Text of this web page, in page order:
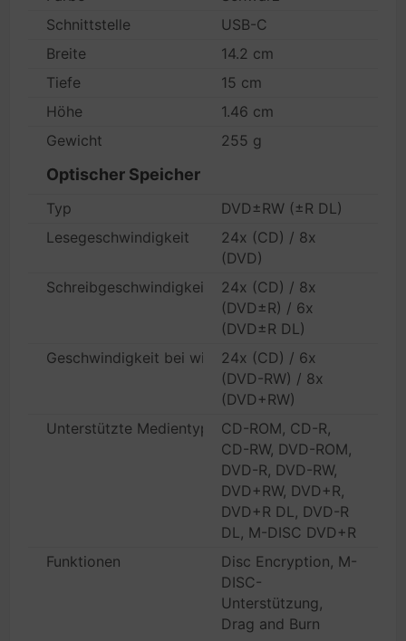
Schnittstelle
USB-C
Breite
14.2 cm
Tiefe
15 cm
Höhe
1.46 cm
Gewicht
255 g
Optischer Speicher
Typ
DVD±RW (±R DL)
Lesegeschwindigkeit
24x (CD) / 8x
(DVD)
Schreibgeschwindigkeit
24x (CD) / 8x
(DVD±R) / 6x
(DVD±R DL)
Geschwindigkeit bei wiederbeschreibbaren Medien
24x (CD) / 6x
(DVD-RW) / 8x
(DVD+RW)
Unterstützte MedientypenCD-ROM, CD-R,
CD-RW, DVD-ROM,
DVD-R, DVD-RW,
DVD+RW, DVD+R,
DVD+R DL, DVD-R
DL, M-DISC DVD+R
Funktionen
Disc Encryption, M-
DISC-
Unterstützung,
Drag and Burn